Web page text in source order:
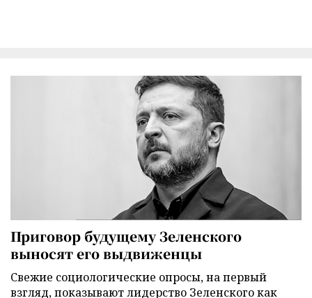
Приговор будущему Зеленского
выносят его выдвиженцы
Свежие социологические опросы, на первый
взгляд, показывают лидерство Зеленского как